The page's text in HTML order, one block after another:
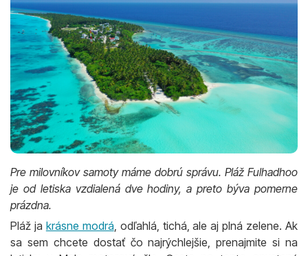
Pre milovníkov samoty máme dobrú správu. Pláž Fulhadhoo
je od letiska vzdialená dve hodiny, a preto býva pomerne
prázdna.
Pláž ja krásne modrá, odľahlá, tichá, ale aj plná zelene. Ak
sa sem chcete dostať čo najrýchlejšie, prenajmite si na